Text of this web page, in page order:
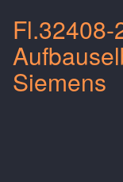
Fl.32408-
Siemens